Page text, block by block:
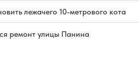
лежачего 10-метрового кота
ремонт улицы Панина